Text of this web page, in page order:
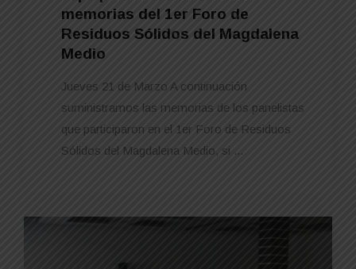
memorias del 1er Foro de
Residuos Sólidos del Magdalena
Medio
Jueves 21 de Marzo A continuación
suministramos las memorias de los panelistas
que participaron en el 1er Foro de Residuos
Sólidos del Magdalena Medio, si ...